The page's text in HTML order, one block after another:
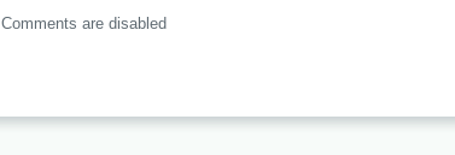
Comments are disabled